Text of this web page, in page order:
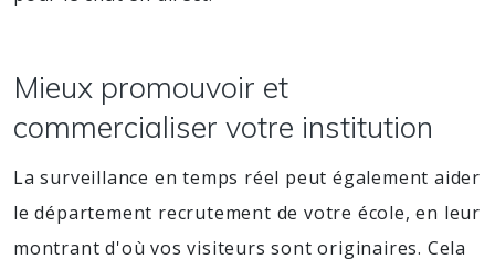
Mieux promouvoir et
commercialiser votre institution
La surveillance en temps réel peut également aider
le département recrutement de votre école, en leur
montrant d'où vos visiteurs sont originaires. Cela